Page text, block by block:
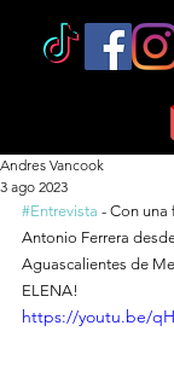
Andres Vancook
3 ago 2023
#Entrevista - Con una
Antonio Ferrera
Aguascalientes de
ELENA!
https://youtu.be/